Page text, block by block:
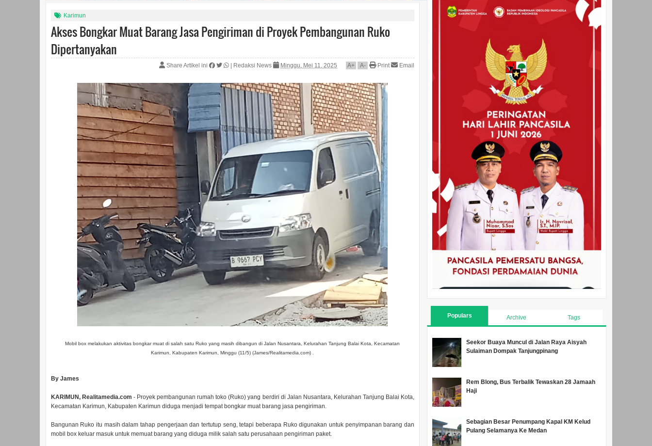
Karimun
Akses Bongkar Muat Barang Jasa Pengiriman di Proyek Pembangunan Ruko
Dipertanyakan
Share Artikel ini Redaksi News Minggu, Mei 11, 2025 A+ A- Print Email
Mobil box melakukan aktivitas bongkar muat di salah satu Ruko yang masih dibangun di Jalan Nusantara, Kelurahan Tanjung Balai Kota, Kecamatan
Karimun, Kabupaten Karimun, Minggu (11/5) (James/Realitamedia.com) .
By James
KARIMUN, Realitamedia.com - Proyek pembangunan rumah toko (Ruko) yang berdiri di Jalan Nusantara, Kelurahan Tanjung Balai Kota,
Kecamatan Karimun, Kabupaten Karimun diduga menjadi tempat bongkar muat barang jasa pengiriman.
Bangunan Ruko itu masih dalam tahap pengerjaan dan tertutup seng, tetapi beberapa Ruko digunakan untuk penyimpanan barang dan
mobil box keluar masuk untuk memuat barang yang diduga milik salah satu perusahaan pengiriman paket.
Populars Archive Tags
Seekor Buaya Muncul di Jalan Raya Aisyah
Sulaiman Dompak Tanjungpinang
Rem Blong, Bus Terbalik Tewaskan 28 Jamaah
Haji
Sebagian Besar Penumpang Kapal KM Kelud
Pulang Selamanya Ke Medan